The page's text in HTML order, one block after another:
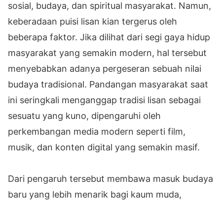
sosial, budaya, dan spiritual masyarakat. Namun,
keberadaan puisi lisan kian tergerus oleh
beberapa faktor. Jika dilihat dari segi gaya hidup
masyarakat yang semakin modern, hal tersebut
menyebabkan adanya pergeseran sebuah nilai
budaya tradisional. Pandangan masyarakat saat
ini seringkali menganggap tradisi lisan sebagai
sesuatu yang kuno, dipengaruhi oleh
perkembangan media modern seperti film,
musik, dan konten digital yang semakin masif.
Dari pengaruh tersebut membawa masuk budaya
baru yang lebih menarik bagi kaum muda,